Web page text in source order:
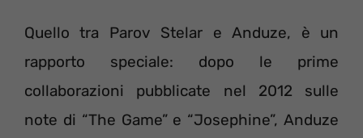
Quello tra Parov Stelar e Anduze, è un
rapporto speciale: dopo le prime
collaborazioni pubblicate nel 2012 sulle
note di “The Game” e “Josephine”, Anduze